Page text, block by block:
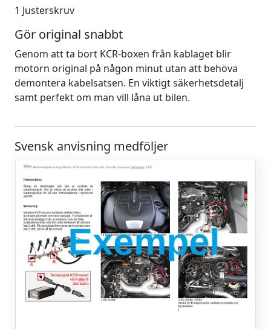
1 Justerskruv
Gör original snabbt
Genom att ta bort KCR-boxen från kablaget blir
motorn original på någon minut utan att behöva
demontera kabelsatsen. En viktigt säkerhetsdetalj
samt perfekt om man vill låna ut bilen.
Svensk anvisning medföljer